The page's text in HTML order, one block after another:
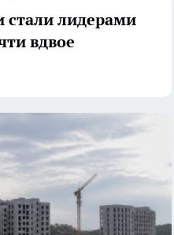
стали лидерами
вдвое